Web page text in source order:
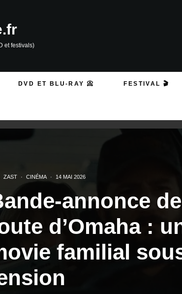
et festivals)
DVD ET BLU-RAY 📀 FESTIVAL 🎬
ZAST · CINÉMA · 14 MAI 2026
annonce
d’Omaha :
familial